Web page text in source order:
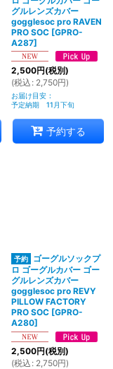
グルレンズカバー
gogglesoc pro RAVEN
PRO SOC [GPRO-
A287]
2,500円(税別)
(税込 : 2,750円)
お届け目安 :
予定納期 11月下旬
予約する
ゴーグルソックプ
ロ ゴーグルカバー ゴー
グルレンズカバー
gogglesoc pro REVY
PILLOW FACTORY
PRO SOC [GPRO-
A280]
2,500円(税別)
(税込 : 2,750円)